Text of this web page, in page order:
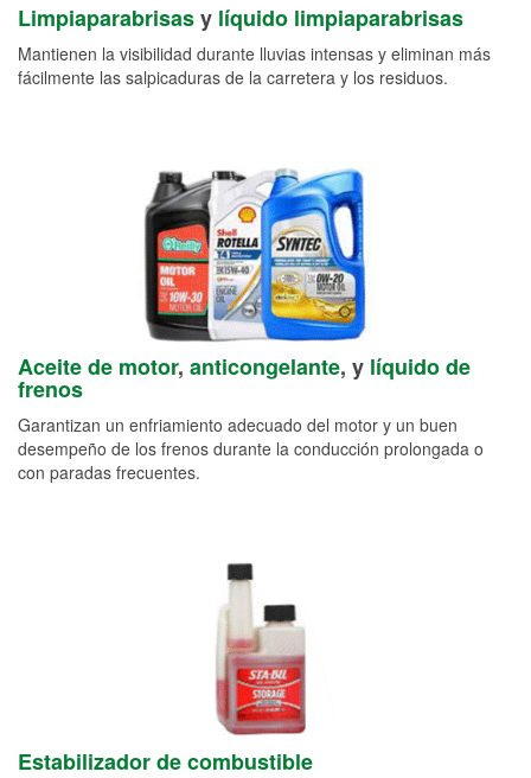
Limpiaparabrisasy líquido limpiaparabrisas
Mantienen la visibilidad durante lluvias intensas y eliminan más
fácilmente las salpicaduras de la carretera y los residuos.
Aceite de motor, anticongelante, y líquido de
frenos
Garantizan un enfriamiento adecuado del motor y un buen
desempeño de los frenos durante la conducción prolongada o
con paradas frecuentes.
Estabilizador de combustible